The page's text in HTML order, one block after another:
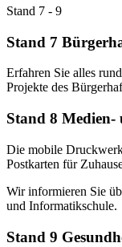
Stand 7 - 9
Stand 7
Erfahren Sie alles
Projekte des
Stand 8
Die mobile
Postkarten für
Wir informieren Sie
und Informatikschule.
Stand 9